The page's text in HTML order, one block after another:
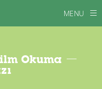
MENU
Okuma